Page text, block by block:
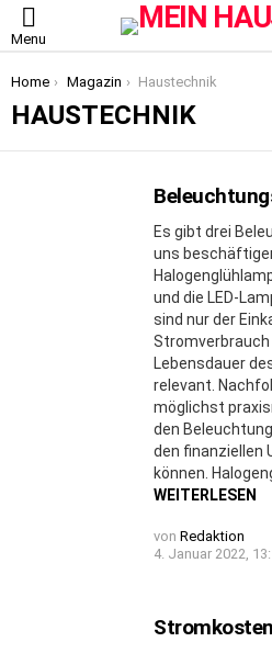
Menu
You are here:
Home Magazin Haustechnik
HAUSTECHNIK
Es gibt drei
uns
und die LED-
sind nur der
Stromverbrauch
Lebensdauer
relevant.
möglichst
den
den finanziellen
können.
WEITERLESEN
von Redaktion
4. Januar 2022,